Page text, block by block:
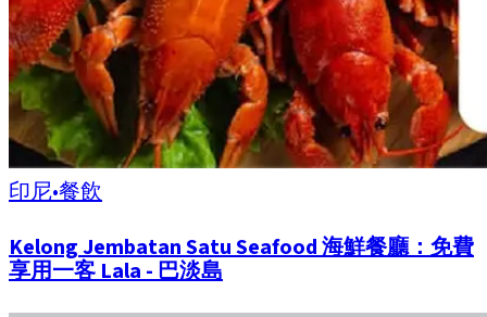
印尼•餐飲
Kelong Jembatan Satu Seafood 海鮮餐廳：免費
享用一客 Lala - 巴淡島